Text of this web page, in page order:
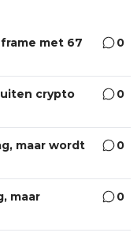
met 67
0
crypto
0
maar wordt
0
maar
0